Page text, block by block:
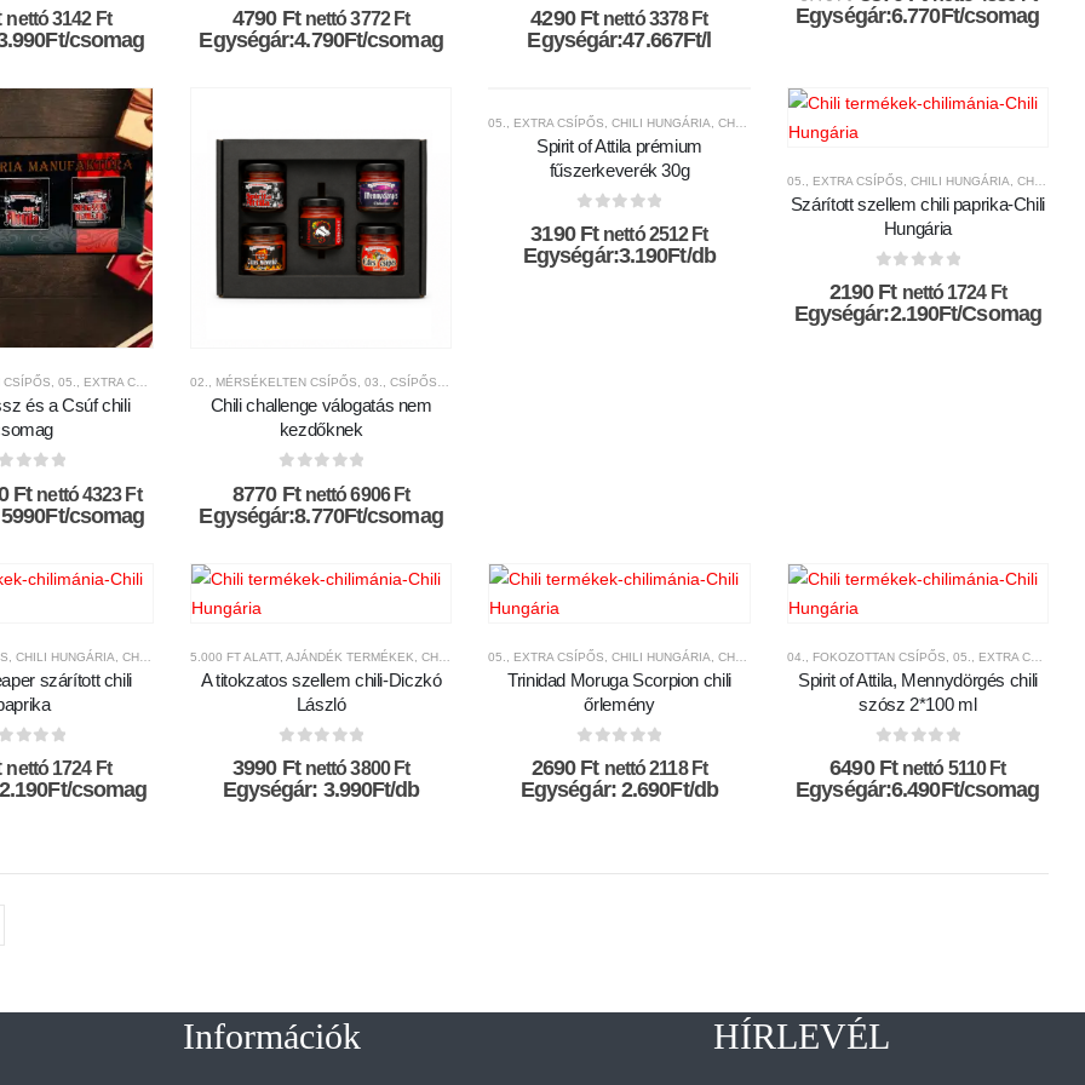
az 5-ből
nettó3142 Ft
csomag
az 5-ből
4790 Ft nettó3772 Ft
Egységár:4.790Ft/csomag
az 5-ből
4290 Ft nettó3378 Ft
Egységár:47.667Ft/l
price
price
Egységár:6.770Ft/csomag
CSÍPŐS, 05., EXTRA CSÍPŐS 5.000FT-9.999FT KÖZÖTT ,AJÁNDÉK TERMÉKEK
és a Csúf chili
FtCurrent
price
nettó4323 Ft
csomag
02., MÉRSÉKELTEN CSÍPŐS, 03., CSÍPŐS,04., FOKOZOTTAN CSÍPŐS
Chili challenge válogatás nem
kezdőknek
8770 Ft nettó6906 Ft
Egységár:8.770Ft/csomag
05., EXTRA CSÍPŐS ,CHILI HUNGÁRIA ,CHILI ŐRLEMÉNYEK
Spirit of Attila prémium
fűszerkeverék 30g
az 5-ből
3190 Ft nettó2512 Ft
Egységár:3.190Ft/db
05., EXTRA CSÍPŐS CHILI HUNGÁRIA CHILI TERMÉKEK
Szárított szellem chili paprika-Chili
Hungária
az 5-ből
2190 Ft nettó1724 Ft
Egységár:2.190Ft/Csomag
CHILI HUNGÁRIA CHILI TERMÉKEK ,CSÍPŐSSÉGI-SKÁLA,MÁRKÁK SZÁRÍTOTT CHILI PAPRIKÁK
szárított chili
az 5-ből
nettó1724 Ft
csomag
5.000 FT ALATT, AJÁNDÉK TERMÉKEK CHILI HUNGÁRIA ,CHILI MAG,CHILI TERMÉKEK,MÁRKÁK PALÁNTÁK- CHILI PAPRIKA MAGOK
A titokzatos szellem chili-Diczkó
László
az 5-ből
3990 Ft nettó3800 Ft
Egységár: 3.990Ft/db
05., EXTRA CSÍPŐS ,CHILI HUNGÁRIA ,CHILI ŐRLEMÉNYEK ,CHILI TERMÉKEK ,CSÍPŐSSÉGI-SKÁLA
Trinidad Moruga Scorpion chili
őrlemény
az 5-ből
2690 Ft nettó2118 Ft
Egységár: 2.690Ft/db
04., FOKOZOTTAN CSÍPŐS 05., EXTRA CSÍPŐS
Spirit of Attila, Mennydörgés chili
szósz 2*100 ml
az 5-ből
6490 Ft nettó5110 Ft
Egységár:6.490Ft/csomag
Információk HÍRLEVÉL